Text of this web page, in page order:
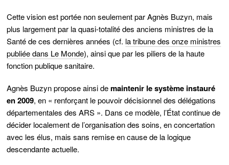
Cette vision est portée non seulement par Agnès Buzyn, mais
plus largement par la quasi-totalité des anciens ministres de la
Santé de ces dernières années (cf. la tribune des onze ministres
publiée dans Le Monde), ainsi que par les piliers de la haute
fonction publique sanitaire.
Agnès Buzyn propose ainsi demaintenir le système instauré
en 2009, en « renforçant le pouvoir décisionnel des délégations
départementales des ARS ». Dans ce modèle, l’État continue de
décider localement de l’organisation des soins, en concertation
avec les élus, mais sans remise en cause de la logique
descendante actuelle.